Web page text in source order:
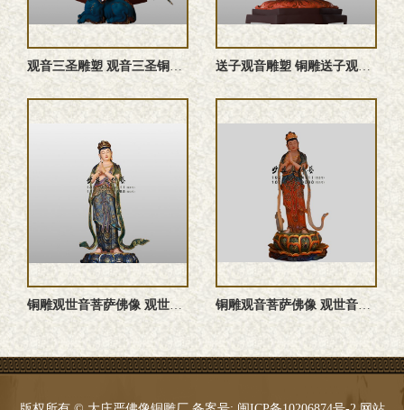
观音三圣雕塑 观音三圣铜佛像 铜雕观音三圣 观音三圣佛像 ... 送子观音雕塑 铜雕送子观音佛像 送子观音塑像
铜雕观世音菩萨佛像 观世音菩萨雕塑 观世音菩萨铜佛像 观世音 ... 铜雕观音菩萨佛像 观世音菩萨雕塑 观世音菩萨塑像 观音菩萨铜 ...